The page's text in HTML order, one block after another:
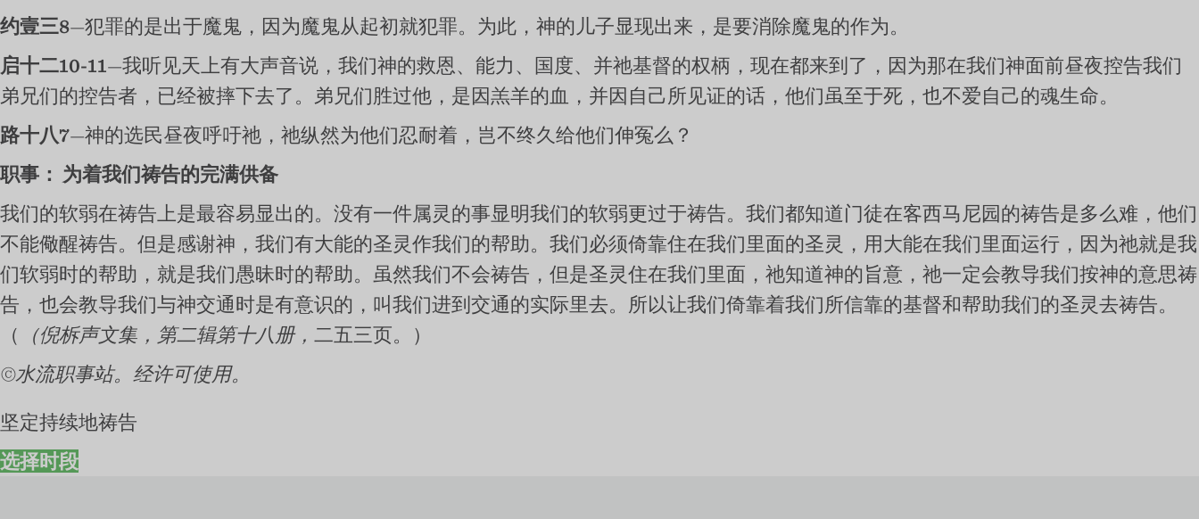
约壹三8—犯罪的是出于魔鬼，因为魔鬼从起初就犯罪。为此，神的儿子显现出来，是要消除魔鬼的作为。
启十二10-11—我听见天上有大声音说，我们神的救恩、能力、国度、并祂基督的权柄，现在都来到了，因为那在我们神面前昼夜控告我们
弟兄们的控告者，已经被摔下去了。弟兄们胜过他，是因羔羊的血，并因自己所见证的话，他们虽至于死，也不爱自己的魂生命。
路十八7—神的选民昼夜呼吁祂，祂纵然为他们忍耐着，岂不终久给他们伸冤么？
职事： 为着我们祷告的完满供备
我们的软弱在祷告上是最容易显出的。没有一件属灵的事显明我们的软弱更过于祷告。我们都知道门徒在客西马尼园的祷告是多么难，他们
不能儆醒祷告。但是感谢神，我们有大能的圣灵作我们的帮助。我们必须倚靠住在我们里面的圣灵，用大能在我们里面运行，因为祂就是我
们软弱时的帮助，就是我们愚昧时的帮助。虽然我们不会祷告，但是圣灵住在我们里面，祂知道神的旨意，祂一定会教导我们按神的意思祷
告，也会教导我们与神交通时是有意识的，叫我们进到交通的实际里去。所以让我们倚靠着我们所信靠的基督和帮助我们的圣灵去祷告。
（
（倪柝声文集，第二辑第十八册， 二五三页。）
©水流职事站。经许可使用。
坚定持续地祷告
选择时段